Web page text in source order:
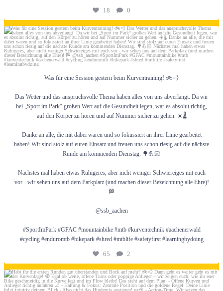
18 0
Juni 24
Was für eine Session gestern beim Kurventraining! 🚲💨
Das Wetter und das anspruchsvolle Thema haben alles von uns abverlangt. Da wir
bei „Sport im Park“ großen Wert auf die Gesundheit legen, war es absolut richtig,
auf den Körper zu hören und auf Nummer sicher zu gehen. ☀️🌡️
Danke an alle, die mit dabei waren und so fokussiert an ihrer Linie gearbeitet
haben! Wir sind stolz auf euren Einsatz und freuen uns schon riesig auf die nächste
Runde am kommenden Dienstag. 🌳💪🏻
Nächstes mal haben etwas Ruhigeres, aber nicht weniger Schwiereiges mit euch
vor - wir sehen uns auf dem Parkplatz (und machen dieser Bezeichnung alle Ehre)!
🏁
@ssb_aachen
#SportImPark #GFAC #mountainbike #mtb #kurventechnik #aachenerwald
#cycling #enduromtb #bikepark #shred #mtblife #safetyfirst #learningbydoing
65 2
Juni 20